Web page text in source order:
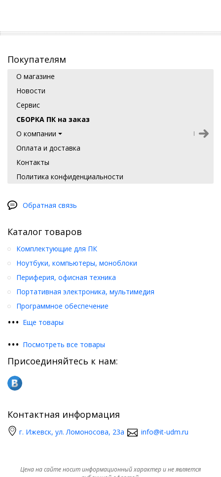
Покупателям
О магазине
Новости
Сервис
СБОРКА ПК на заказ
О компании
Оплата и доставка
Контакты
Политика конфиденциальности
Обратная связь
Каталог товаров
••• Еще товары
Комплектующие для ПК
Ноутбуки, компьютеры, моноблоки
Периферия, офисная техника
Портативная электроника, мультимедия
Программное обеспечение
••• Посмотреть все товары
Присоединяйтесь к нам:
Контактная информация
г. Ижевск, ул. Ломоносова, 23а info@it-udm.ru
Цена на сайте носит информационный характер и не является